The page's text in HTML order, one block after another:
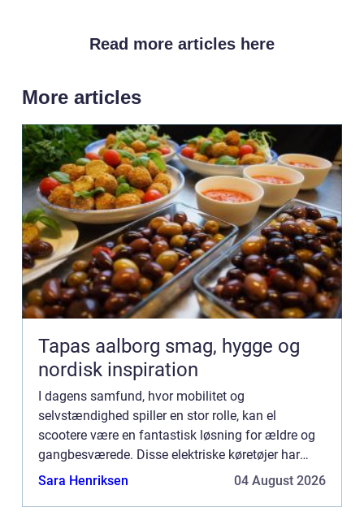
Read more articles here
More articles
Tapas aalborg smag, hygge og
nordisk inspiration
I dagens samfund, hvor mobilitet og
selvstændighed spiller en stor rolle, kan el
scootere være en fantastisk løsning for ældre og
gangbesværede. Disse elektriske køretøjer har
revolutioneret måden, hvorpå personer med
Sara Henriksen 04 August 2026